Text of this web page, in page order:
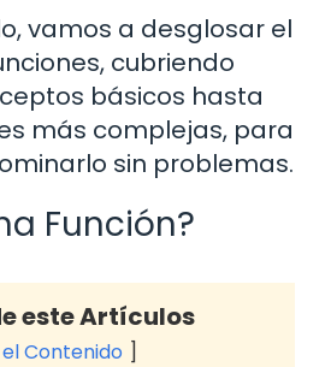
vamos a desglosar el
cubriendo
básicos hasta
más complejas, para
sin problemas.
Función?
este Artículos
Contenido